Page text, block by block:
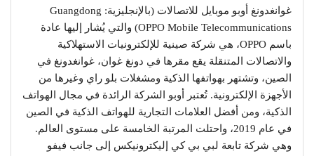
غوانغدونغ أوبو موبايل للاتصالات (بالإنجليزية: Guangdong
OPPO Mobile Telecommunications)‏ والتي يُشار إليها عادة
باسم OPPO، هي شركة صينية للإلكترونيات الاستهلاكية
والاتصالات المتنقلة يقع مقرها في دونغ غوان، غوانغدونغ في
الصين، وتشتهر بهواتفها الذكية ومشغلات بلو راي وغيرها من
الأجهزة الإلكترونية. تُعتبر أوبو الشركة الرائدة في مجال الهواتف
الذكية، ومن أفضل العلامات التجارية للهواتف الذكية في الصين
في عام 2019، واحتلت المرتبة الخامسة على مستوى العالم.
وهي شركة تابعة لبي بي كي إليكترونيكس إلى جانب فيفو